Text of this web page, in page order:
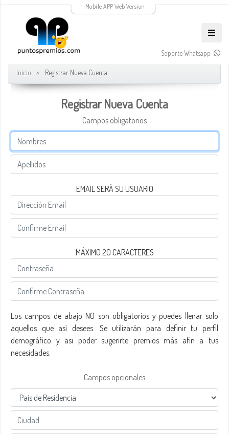
Mobile APP Web Version
Soporte Whatsapp
Inicio Registrar Nueva Cuenta
Registrar Nueva Cuenta
Campos obligatorios
EMAIL SERÁ SU USUARIO
MÁXIMO 20 CARACTERES
Los campos de abajo NO son obligatorios y puedes llenar solo
aquellos que así desees. Se utilizarán para definir tu perfil
demográfico y asi poder sugerirte premios más afin a tus
necesidades.
Campos opcionales